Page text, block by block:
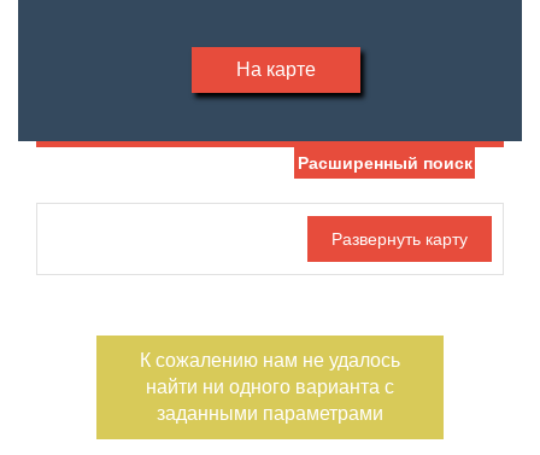
На карте
Жилая площадь
—
Площадь кухни
Санузел
Участок, сотки
—
Этажность
Расширенный поиск
К сожалению нам не удалось
найти ни одного варианта с
заданными параметрами